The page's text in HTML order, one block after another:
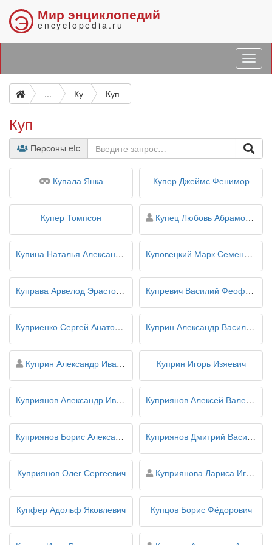
Э Мир энциклопедий
encyclopedia.ru
... Ку Куп
Куп
Персоны etc
псевдоним
Купала Янка Купер Джеймс Фенимор
Купер Томпсон персона
Купец Любовь Абрамовна
Купина Наталья Александровна Куповецкий Марк Семенович
Куправа Арвелод Эрастович Купревич Василий Феофилович
Куприенко Сергей Анатольевич Куприн Александр Васильевич
персона
Куприн Александр Иванович Куприн Игорь Изяевич
Куприянов Александр Иванович Куприянов Алексей Валерьевич
Куприянов Борис Александрович Куприянов Дмитрий Васильевич
Куприянов Олег Сергеевич персона
Куприянова Лариса Игоревна
Купфер Адольф Яковлевич Купцов Борис Фёдорович